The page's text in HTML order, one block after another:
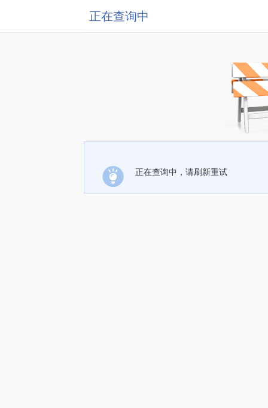
正在查询中
正在查询中，请刷新重试